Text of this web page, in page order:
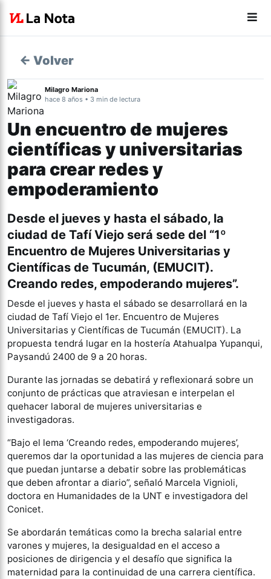
← Volver
Milagro Mariona
hace 8 años • 3 min de lectura
Un encuentro de mujeres
científicas y universitarias
para crear redes y
empoderamiento
Desde el jueves y hasta el sábado, la
ciudad de Tafí Viejo será sede del “1º
Encuentro de Mujeres Universitarias y
Científicas de Tucumán, (EMUCIT).
Creando redes, empoderando mujeres”.
Desde el jueves y hasta el sábado se desarrollará en la
ciudad de Tafí Viejo el 1er. Encuentro de Mujeres
Universitarias y Científicas de Tucumán (EMUCIT). La
propuesta tendrá lugar en la hostería Atahualpa Yupanqui,
Paysandú 2400 de 9 a 20 horas.
Durante las jornadas se debatirá y reflexionará sobre un
conjunto de prácticas que atraviesan e interpelan el
quehacer laboral de mujeres universitarias e
investigadoras.
“Bajo el lema ‘Creando redes, empoderando mujeres’,
queremos dar la oportunidad a las mujeres de ciencia para
que puedan juntarse a debatir sobre las problemáticas
que deben afrontar a diario”, señaló Marcela Vignioli,
doctora en Humanidades de la UNT e investigadora del
Conicet.
Se abordarán temáticas como la brecha salarial entre
varones y mujeres, la desigualdad en el acceso a
posiciones de dirigencia y el desafío que significa la
maternidad para la continuidad de una carrera científica.